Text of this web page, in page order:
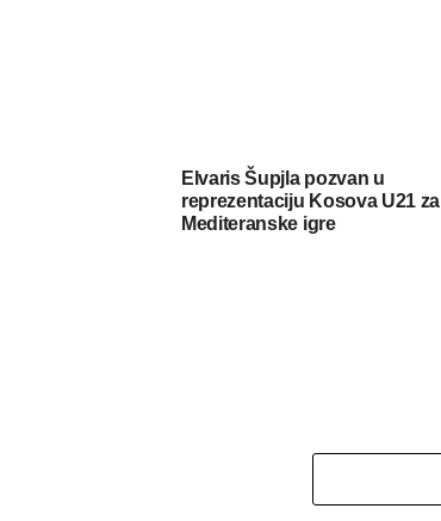
Elvaris Šupjla pozvan u
reprezentaciju Kosova U21 za
Mediteranske igre